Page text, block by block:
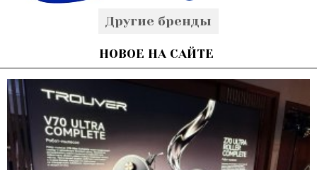
Другие бренды
НОВОЕ НА САЙТЕ